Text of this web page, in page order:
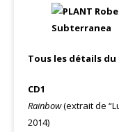
Tous les détails
CD1
Rainbow(extrait de
2014)